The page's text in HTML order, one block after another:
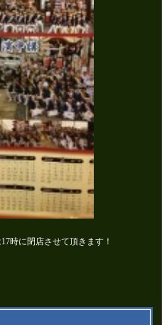
時に閉店させて頂きます！